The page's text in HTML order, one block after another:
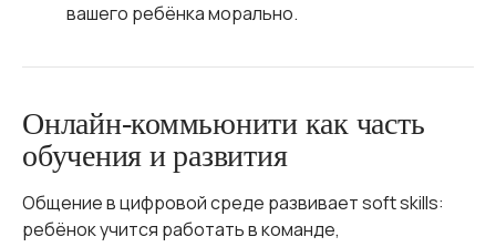
вашего ребёнка морально.
Онлайн‑коммьюнити как часть
обучения и развития
Общение в цифровой среде развивает soft skills:
ребёнок учится работать в команде,